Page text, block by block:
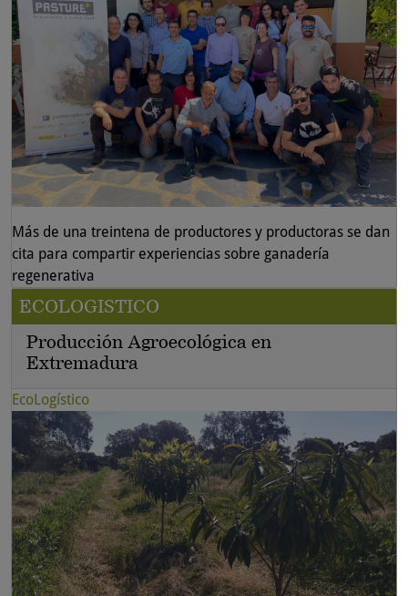
Más de una treintena de productores y productoras se dan
cita para compartir experiencias sobre ganadería
regenerativa
ECOLOGISTICO
Producción Agroecológica en
Extremadura
EcoLogístico